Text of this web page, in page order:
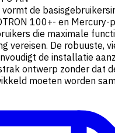
vormt de
100+- en Mercury-
die maximale
vereisen. De robuuste,
de installatie
ontwerp zonder dat
moeten worden